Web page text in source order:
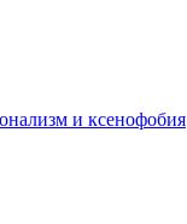
и ксенофобия